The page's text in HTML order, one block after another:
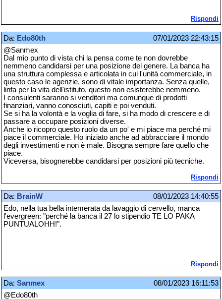
Rispondi
Da: Edo80th
07/01/2023 22:43:15
@Sanmex
Dal mio punto di vista chi la pensa come te non dovrebbe
nemmeno candidarsi per una posizione del genere. La banca ha
una struttura complessa e articolata in cui l'unità commerciale, in
questo caso le agenzie, sono di vitale importanza. Senza quelle,
linfa per la vita dell'istituto, questo non esisterebbe nemmeno.
I consulenti saranno si venditori ma comunque di prodotti
finanziari, vanno conosciuti, capiti e poi venduti.
Se si ha la volontà e la voglia di fare, si ha modo di crescere e di
passare a occupare posizioni diverse.
Anche io ricopro questo ruolo da un po' e mi piace ma perché mi
piace il commerciale. Ho iniziato anche ad abbracciare il mondo
degli investimenti e non è male. Bisogna sempre fare quello che
piace.
Viceversa, bisognerebbe candidarsi per posizioni più tecniche.
Rispondi
Da: BrainW
08/01/2023 14:40:55
Edo, nella tua bella intemerata da lavaggio di cervello, manca
l'evergreen: "perché la banca il 27 lo stipendio TE LO PAKA
PUNTUALOHH!".
Rispondi
Da: Sanmex
08/01/2023 16:11:53
@Edo80th